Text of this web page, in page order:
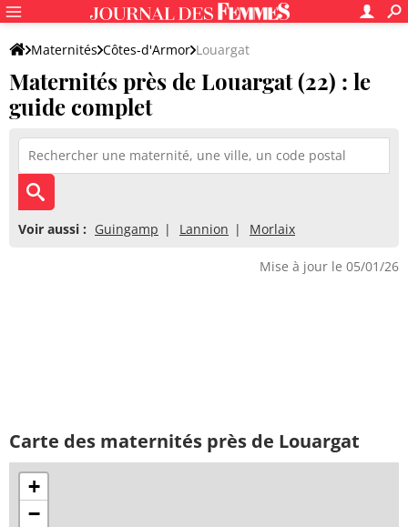
Maternités Côtes-d'Armor Louargat
Maternités près de Louargat (22) : le
guide complet
Voir aussi : Guingamp Lannion Morlaix
Mise à jour le 05/01/26
Carte des maternités près de Louargat
+
−